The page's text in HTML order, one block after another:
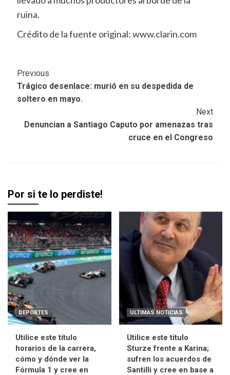
ruina.
Crédito de la fuente original: www.clarin.com
Post
Navigation
Previous
Trágico desenlace: murió en su despedida de
soltero en mayo.
Next
Denuncian a Santiago Caputo por amenazas tras
cruce en el Congreso
Por si te lo perdiste!
DEPORTES
Utilice este título
horarios de la carrera,
cómo y dónde ver la
Fórmula 1 y cree en
ULTIMAS NOTICIAS
Utilice este título
Sturze frente a Karina;
sufren los acuerdos de
Santilli y cree en base a